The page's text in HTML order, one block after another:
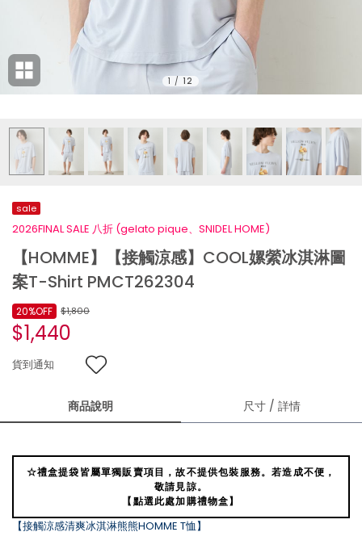
1 / 12
sale
2026FINAL SALE 八折 (gelato pique、SNIDEL HOME)
【HOMME】【接觸涼感】COOL嫘縈冰淇淋圖
案T-Shirt PMCT262304
$1,800
$1,440
20%OFF
貨到通知
商品說明 尺寸 / 詳情
☆禮盒提袋皆屬單獨販賣項目，故不提供包裝服務。若造成不便，
敬請見諒。
【點選此處加購禮物盒】
【接觸涼感清爽冰淇淋熊熊HOMME T恤】